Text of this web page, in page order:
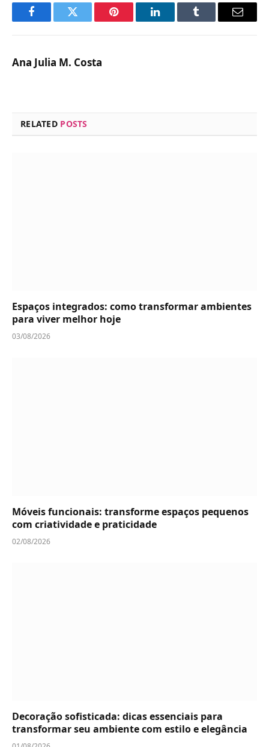
FacebookTwitter Pinterest LinkedInTumblr Email
Ana Julia M. Costa
RELATED POSTS
Espaços integrados: como transformar ambientes
para viver melhor hoje
03/08/2026
Móveis funcionais: transforme espaços pequenos
com criatividade e praticidade
02/08/2026
Decoração sofisticada: dicas essenciais para
transformar seu ambiente com estilo e elegância